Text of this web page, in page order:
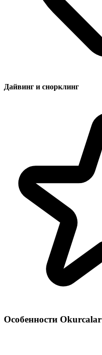
Дайвинг и снорклинг
Особенности Okurcalar